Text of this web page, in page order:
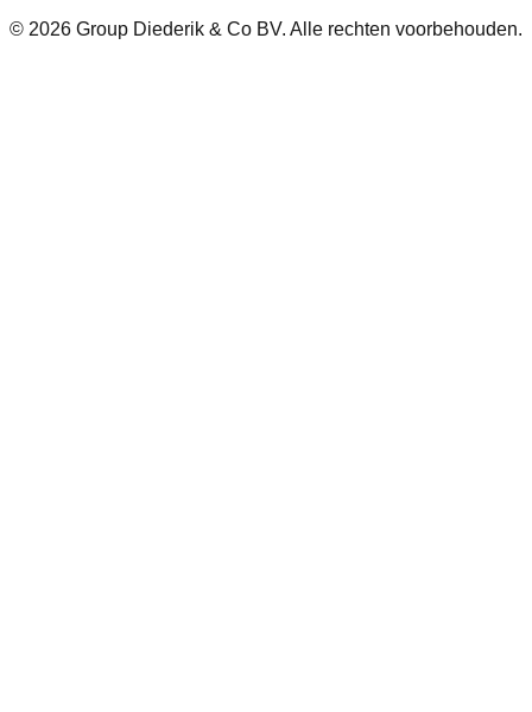
© 2026 Group Diederik & Co BV. Alle rechten voorbehouden.